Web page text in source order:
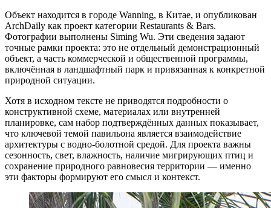
Объект находится в городе Wanning, в Китае, и опубликован
ArchDaily как проект категории Restaurants & Bars.
Фотографии выполнены Siming Wu. Эти сведения задают
точные рамки проекта: это не отдельный демонстрационный
объект, а часть коммерческой и общественной программы,
включённая в ландшафтный парк и привязанная к конкретной
природной ситуации.
Хотя в исходном тексте не приводятся подробности о
конструктивной схеме, материалах или внутренней
планировке, сам набор подтверждённых данных показывает,
что ключевой темой павильона является взаимодействие
архитектуры с водно-болотной средой. Для проекта важны
сезонность, свет, влажность, наличие мигрирующих птиц и
сохранение природного равновесия территории — именно
эти факторы формируют его смысл и контекст.